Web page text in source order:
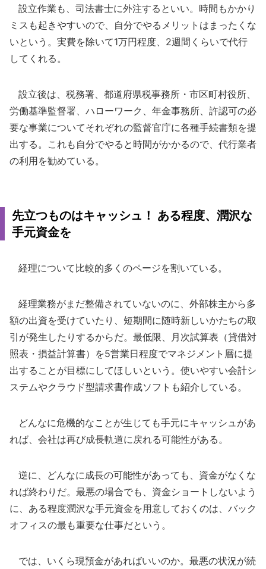
設立作業も、司法書士に外注するといい。時間もかかり
ミスも起きやすいので、自分でやるメリットはまったくな
いという。実費を除いて1万円程度、2週間くらいで代行
してくれる。
設立後は、税務署、都道府県税事務所・市区町村役所、
労働基準監督署、ハローワーク、年金事務所、許認可の必
要な事業についてそれぞれの監督官庁に各種手続書類を提
出する。これも自分でやると時間がかかるので、代行業者
の利用を勧めている。
先立つものはキャッシュ！ ある程度、潤沢な
手元資金を
経理について比較的多くのページを割いている。
経理業務がまだ整備されていないのに、外部株主から多
額の出資を受けていたり、短期間に随時新しいかたちの取
引が発生したりするからだ。最低限、月次試算表（貸借対
照表・損益計算書）を5営業日程度でマネジメント層に提
出することが目標にしてほしいという。使いやすい会計シ
ステムやクラウド型請求書作成ソフトも紹介している。
どんなに危機的なことが生じても手元にキャッシュがあ
れば、会社は再び成長軌道に戻れる可能性がある。
逆に、どんなに成長の可能性があっても、資金がなくな
れば終わりだ。最悪の場合でも、資金ショートしないよう
に、ある程度潤沢な手元資金を用意しておくのは、バック
オフィスの最も重要な仕事だという。
では、いくら現預金があればいいのか。最悪の状況が続